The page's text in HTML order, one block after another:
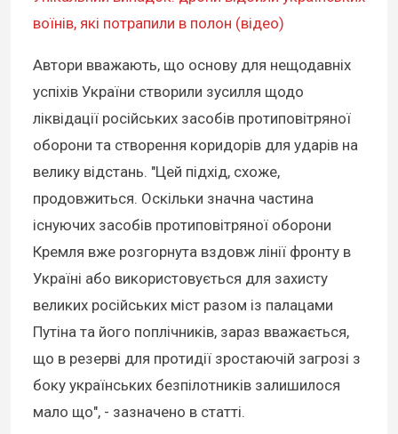
воїнів, які потрапили в полон (відео)
Автори вважають, що основу для нещодавніх
успіхів України створили зусилля щодо
ліквідації російських засобів протиповітряної
оборони та створення коридорів для ударів на
велику відстань. "Цей підхід, схоже,
продовжиться. Оскільки значна частина
існуючих засобів протиповітряної оборони
Кремля вже розгорнута вздовж лінії фронту в
Україні або використовується для захисту
великих російських міст разом із палацами
Путіна та його поплічників, зараз вважається,
що в резерві для протидії зростаючій загрозі з
боку українських безпілотників залишилося
мало що", - зазначено в статті.